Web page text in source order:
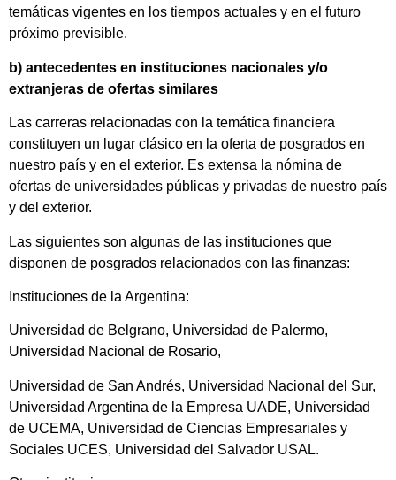
temáticas vigentes en los tiempos actuales y en el futuro
próximo previsible.
b) antecedentes en instituciones nacionales y/o
extranjeras de ofertas similares
Las carreras relacionadas con la temática financiera
constituyen un lugar clásico en la oferta de posgrados en
nuestro país y en el exterior. Es extensa la nómina de
ofertas de universidades públicas y privadas de nuestro país
y del exterior.
Las siguientes son algunas de las instituciones que
disponen de posgrados relacionados con las finanzas:
Instituciones de la Argentina:
Universidad de Belgrano, Universidad de Palermo,
Universidad Nacional de Rosario,
Universidad de San Andrés, Universidad Nacional del Sur,
Universidad Argentina de la Empresa UADE, Universidad
de UCEMA, Universidad de Ciencias Empresariales y
Sociales UCES, Universidad del Salvador USAL.